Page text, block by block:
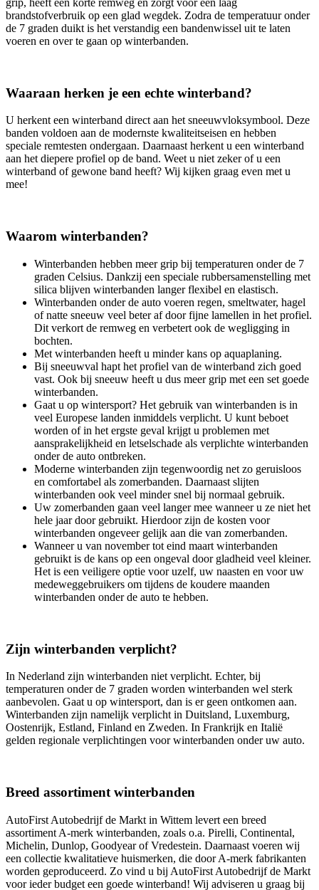
grip, heeft een korte remweg en zorgt voor een laag
brandstofverbruik op een glad wegdek. Zodra de temperatuur onder
de 7 graden duikt is het verstandig een bandenwissel uit te laten
voeren en over te gaan op winterbanden.
Waaraan herken je een echte winterband?
U herkent een winterband direct aan het sneeuwvloksymbool. Deze
banden voldoen aan de modernste kwaliteitseisen en hebben
speciale remtesten ondergaan. Daarnaast herkent u een winterband
aan het diepere profiel op de band. Weet u niet zeker of u een
winterband of gewone band heeft? Wij kijken graag even met u
mee!
Waarom winterbanden?
Winterbanden hebben meer grip bij temperaturen onder de 7
graden Celsius. Dankzij een speciale rubbersamenstelling met
silica blijven winterbanden langer flexibel en elastisch.
Winterbanden onder de auto voeren regen, smeltwater, hagel
of natte sneeuw veel beter af door fijne lamellen in het profiel.
Dit verkort de remweg en verbetert ook de wegligging in
bochten.
Met winterbanden heeft u minder kans op aquaplaning.
Bij sneeuwval hapt het profiel van de winterband zich goed
vast. Ook bij sneeuw heeft u dus meer grip met een set goede
winterbanden.
Gaat u op wintersport? Het gebruik van winterbanden is in
veel Europese landen inmiddels verplicht. U kunt beboet
worden of in het ergste geval krijgt u problemen met
aansprakelijkheid en letselschade als verplichte winterbanden
onder de auto ontbreken.
Moderne winterbanden zijn tegenwoordig net zo geruisloos
en comfortabel als zomerbanden. Daarnaast slijten
winterbanden ook veel minder snel bij normaal gebruik.
Uw zomerbanden gaan veel langer mee wanneer u ze niet het
hele jaar door gebruikt. Hierdoor zijn de kosten voor
winterbanden ongeveer gelijk aan die van zomerbanden.
Wanneer u van november tot eind maart winterbanden
gebruikt is de kans op een ongeval door gladheid veel kleiner.
Het is een veiligere optie voor uzelf, uw naasten en voor uw
medeweggebruikers om tijdens de koudere maanden
winterbanden onder de auto te hebben.
Zijn winterbanden verplicht?
In Nederland zijn winterbanden niet verplicht. Echter, bij
temperaturen onder de 7 graden worden winterbanden wel sterk
aanbevolen. Gaat u op wintersport, dan is er geen ontkomen aan.
Winterbanden zijn namelijk verplicht in Duitsland, Luxemburg,
Oostenrijk, Estland, Finland en Zweden. In Frankrijk en Italië
gelden regionale verplichtingen voor winterbanden onder uw auto.
Breed assortiment winterbanden
AutoFirst Autobedrijf de Markt in Wittem levert een breed
assortiment A-merk winterbanden, zoals o.a. Pirelli, Continental,
Michelin, Dunlop, Goodyear of Vredestein. Daarnaast voeren wij
een collectie kwalitatieve huismerken, die door A-merk fabrikanten
worden geproduceerd. Zo vind u bij AutoFirst Autobedrijf de Markt
voor ieder budget een goede winterband! Wij adviseren u graag bij